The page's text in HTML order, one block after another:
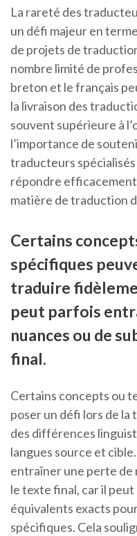
La rareté des
un défi majeur en
de projets de
nombre limité de
breton et le français
la livraison des
souvent supérieure à
l’importance de
traducteurs
répondre
matière de traduction
Certains
spécifiques
traduire
peut parfois
nuances ou de
final.
Certains concepts ou
poser un défi lors de
des différences
langues source et
entraîner une perte de
le texte final, car il
équivalents exacts
spécifiques. Cela